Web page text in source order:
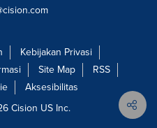
Kebijakan Privasi
Site Map
RSS
Aksesibilitas
Cision US Inc.